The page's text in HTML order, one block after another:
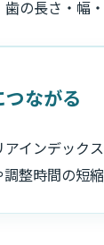
の長さ・幅
ながる
インデック
整時間の短縮